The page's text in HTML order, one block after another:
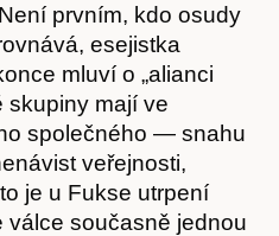
prvním, kdo osudy
esejistka
mluví o „alianci
skupiny mají ve
společného — snahu
veřejnosti,
je u Fukse utrpení
současně jednou